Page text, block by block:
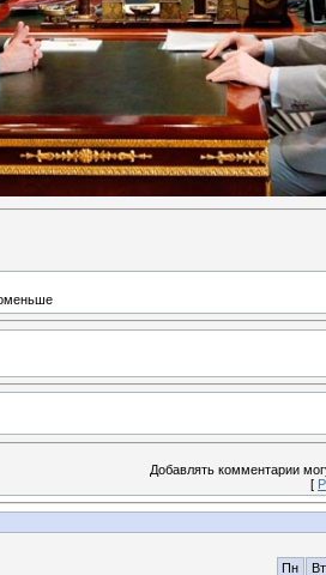
Добавлять комментарии
[
Пн Вт